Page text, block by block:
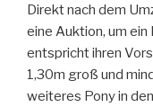
Direkt nach dem
eine Auktion, um
entspricht ihren
1,30m groß und
weiteres Pony in